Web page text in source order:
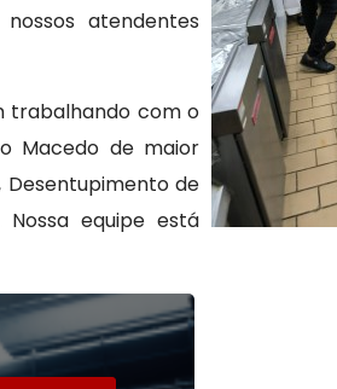
atendentes
trabalhando com o
Macedo de maior
Desentupimento de
equipe está